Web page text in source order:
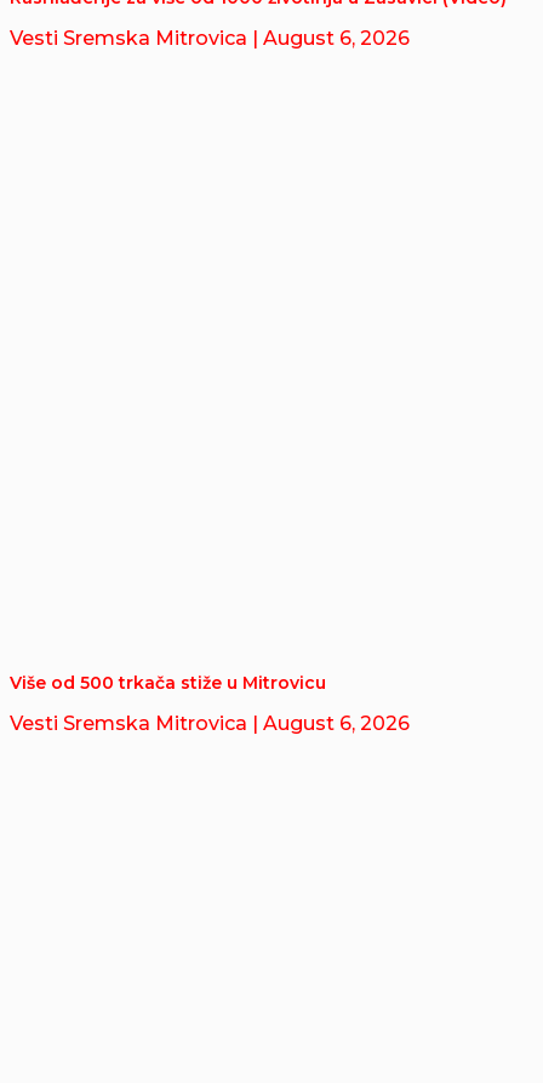
Vesti Sremska Mitrovica | August 6, 2026
Više od 500 trkača stiže u Mitrovicu
Vesti Sremska Mitrovica | August 6, 2026